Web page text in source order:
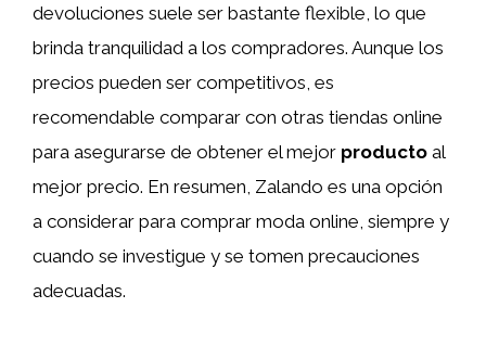
devoluciones suele ser bastante flexible, lo que
brinda tranquilidad a los compradores. Aunque los
precios pueden ser competitivos, es
recomendable comparar con otras tiendas online
para asegurarse de obtener el mejor producto al
mejor precio. En resumen, Zalando es una opción
a considerar para comprar moda online, siempre y
cuando se investigue y se tomen precauciones
adecuadas.